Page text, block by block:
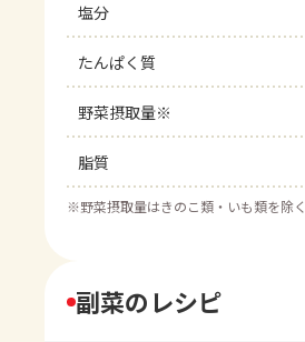
塩分
たんぱく質
野菜摂取量※
脂質
※野菜摂取量はきのこ類・いも類を除く
副菜のレシピ